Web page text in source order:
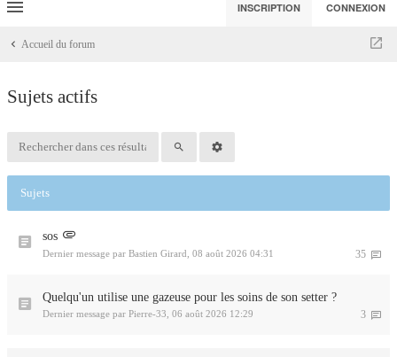
INSCRIPTION CONNEXION
Accueil du forum
Sujets actifs
Sujets
sos
35
Dernier message par Bastien Girard 08 août 2026 04:31
Quelqu'un utilise une gazeuse pour les soins de son setter ?
3
Dernier message par Pierre-33 06 août 2026 12:29